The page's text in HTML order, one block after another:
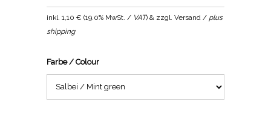
inkl.1,10 € (19.0% MwSt. / VAT) & zzgl. Versand / plus
shipping
Farbe / Colour